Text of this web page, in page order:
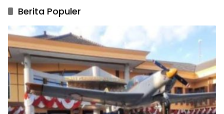
Berita Populer